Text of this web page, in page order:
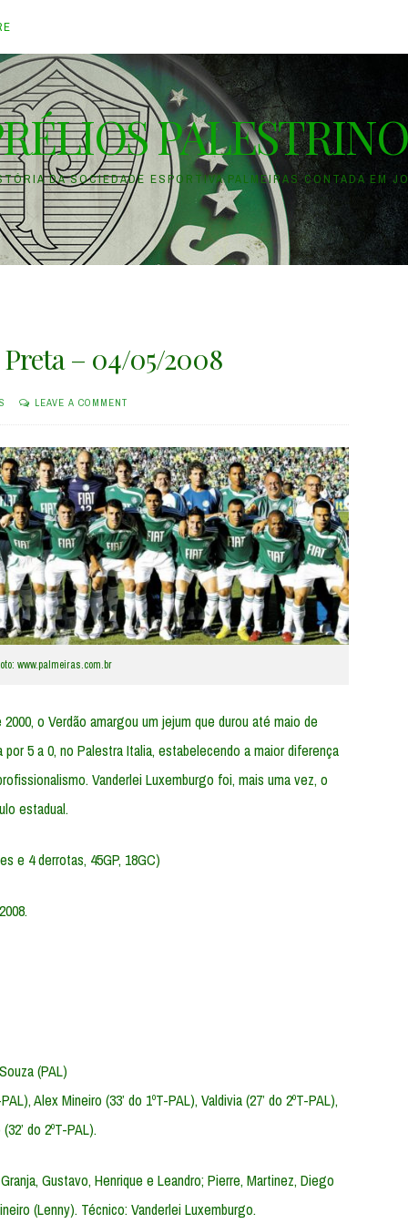
DA SOCIEDADE ESPORTIVA PALMEIRAS CONTADA EM
– 04/05/2008
LEAVE A COMMENT
www.palmeiras.com.br
o Verdão amargou um jejum que durou até maio de
5 a 0, no Palestra Italia, estabelecendo a maior diferença
Vanderlei Luxemburgo foi, mais uma vez, o
estadual.
e 4 derrotas, 45GP, 18GC)
(PAL)
Alex Mineiro (33’ do 1ºT-PAL), Valdivia (27’ do 2ºT-PAL),
do 2ºT-PAL).
Gustavo, Henrique e Leandro; Pierre, Martinez, Diego
(Lenny). Técnico: Vanderlei Luxemburgo.